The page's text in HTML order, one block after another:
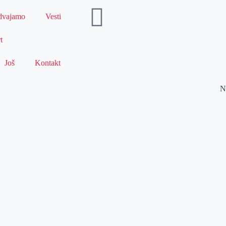
Vesti
Još Kontakt